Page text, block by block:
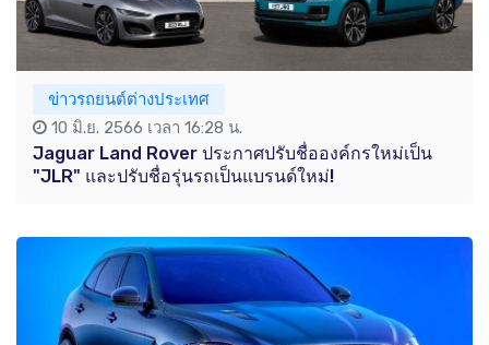
ข่าวรถยนต์ต่างประเทศ
10 มิ.ย. 2566 เวลา 16:28 น.
Jaguar Land Rover ประกาศปรับชื่อองค์กรใหม่เป็น
"JLR" และปรับชื่อรุ่นรถเป็นแบรนด์ใหม่!